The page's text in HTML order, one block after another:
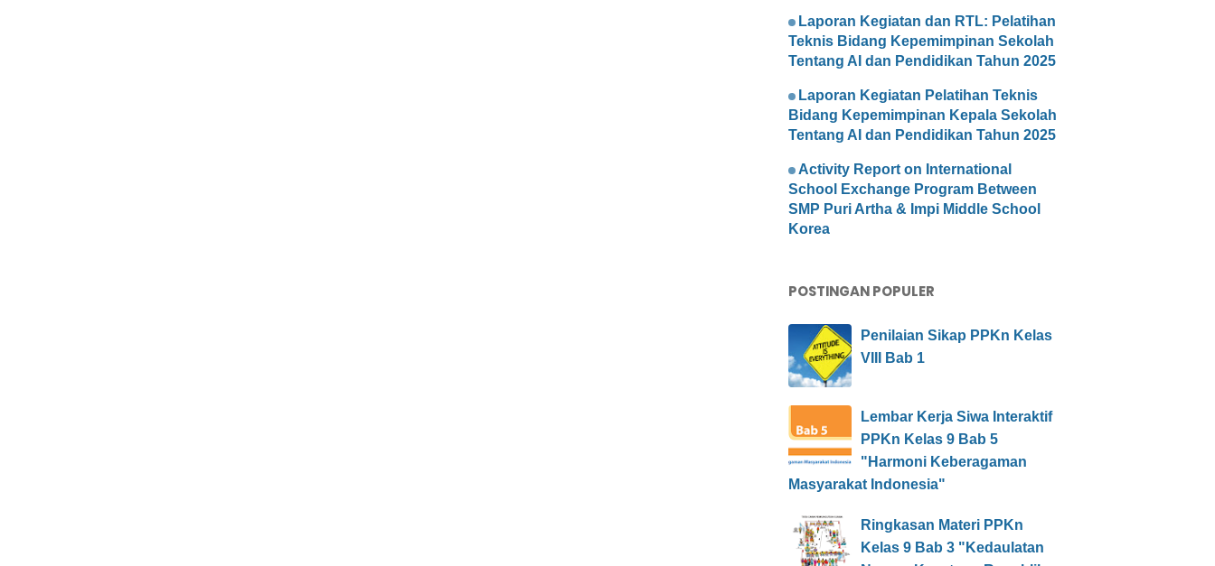
Laporan Kegiatan dan RTL: Pelatihan
Teknis Bidang Kepemimpinan Sekolah
Tentang AI dan Pendidikan Tahun 2025
Laporan Kegiatan Pelatihan Teknis
Bidang Kepemimpinan Kepala Sekolah
Tentang AI dan Pendidikan Tahun 2025
Activity Report on International
School Exchange Program Between
SMP Puri Artha & Impi Middle School
Korea
POSTINGAN POPULER
Penilaian Sikap PPKn Kelas
VIII Bab 1
Lembar Kerja Siwa Interaktif
PPKn Kelas 9 Bab 5
"Harmoni Keberagaman
Masyarakat Indonesia"
Ringkasan Materi PPKn
Kelas 9 Bab 3 "Kedaulatan